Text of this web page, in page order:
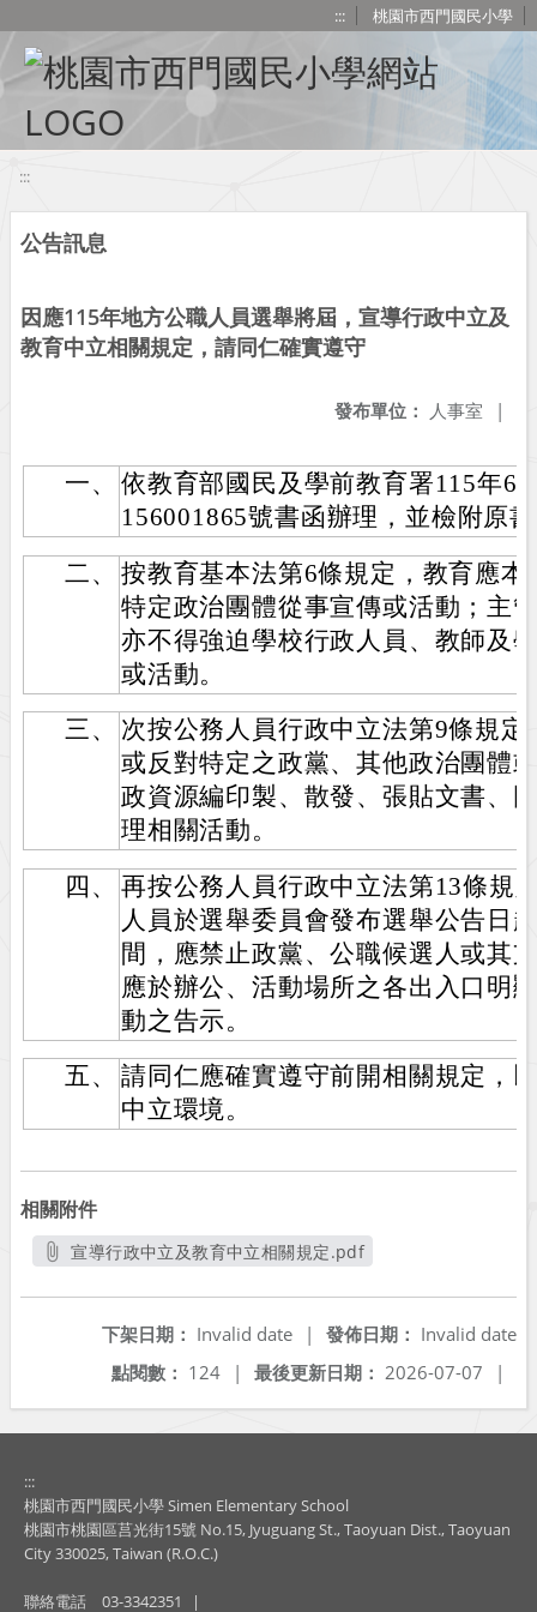
::: 桃園市西門國民小學
:::
公告訊息
因應115年地方公職人員選舉將屆，宣導行政中立及
教育中立相關規定，請同仁確實遵守
發布單位： 人事室 |
一、
依教育部國民及學前教育署115年6
156001865號書函辦理，並檢附原
二、
按教育基本法第6條規定，教育應
特定政治團體從事宣傳或活動；主
亦不得強迫學校行政人員、教師及
或活動。
三、
次按公務人員行政中立法第9條規
或反對特定之政黨、其他政治團體
政資源編印製、散發、張貼文書、
理相關活動。
四、
再按公務人員行政中立法第13條規
人員於選舉委員會發布選舉公告日
間，應禁止政黨、公職候選人或其
應於辦公、活動場所之各出入口明
動之告示。
五、
請同仁應確實遵守前開相關規定，
中立環境。
相關附件
宣導行政中立及教育中立相關規定.pdf
發佈日期： Invalid date
下架日期： Invalid date
|
最後更新日期： 2026-07-07 |
點閱數： 124 |
:::
桃園市西門國民小學 Simen Elementary School
桃園市桃園區莒光街15號 No.15, Jyuguang St., Taoyuan Dist., Taoyuan
City 330025, Taiwan (R.O.C.)
聯絡電話 03-3342351 |